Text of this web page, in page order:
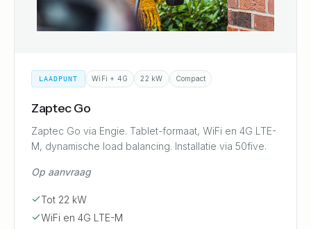
LAADPUNT WiFi + 4G 22 kW Compact
Zaptec Go
Zaptec Go via Engie. Tablet-formaat, WiFi en 4G LTE-
M, dynamische load balancing. Installatie via 50five.
Op aanvraag
Tot 22 kW
WiFi en 4G LTE-M